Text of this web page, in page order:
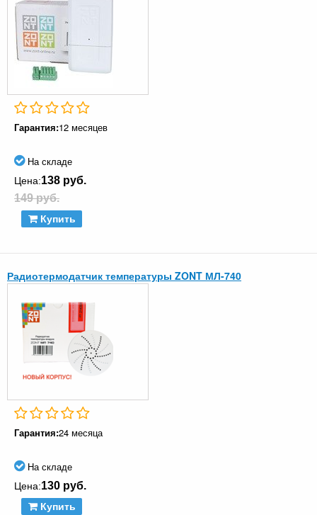
Гарантия:12 месяцев
На складе
Цена:138 руб.
149 руб.
Купить
Радиотермодатчик температуры ZONT МЛ-740
Гарантия:24 месяца
На складе
Цена:130 руб.
Купить